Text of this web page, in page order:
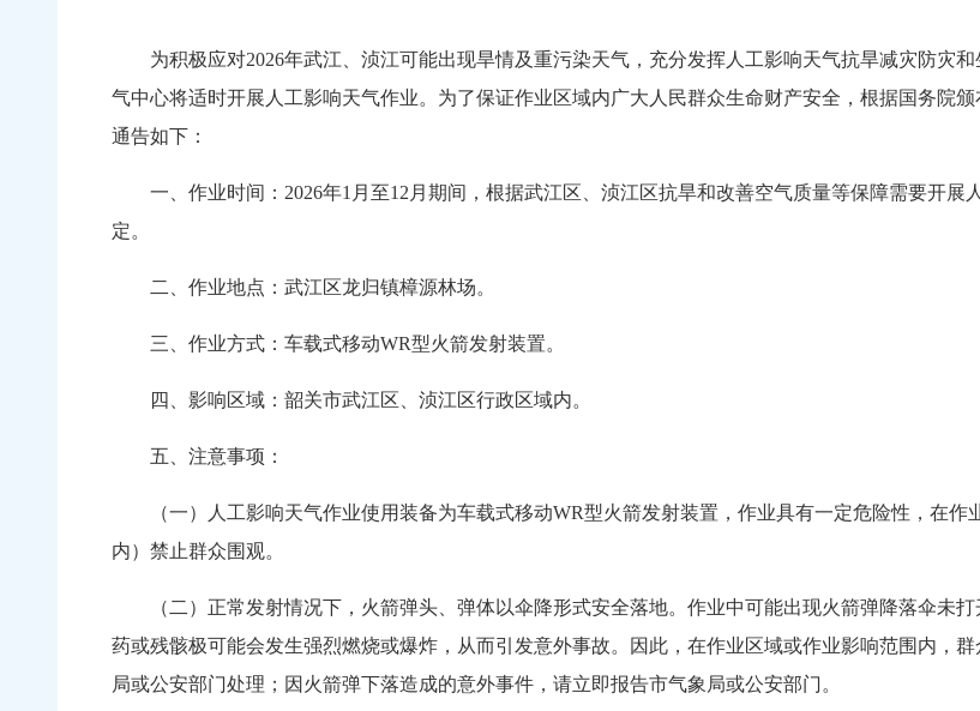
为积极应对2026年武江、浈江可能出现旱情及重污染天气，充分发挥人工影响天气抗旱减灾防灾
气中心将适时开展人工影响天气作业。为了保证作业区域内广大人民群众生命财产安全，根据国务院
通告如下：
一、作业时间： 2026年1月至12月期间，根据武江区、浈江区抗旱和改善空气质量等保障需要开
定。
二、作业地点： 武江区龙归镇樟源林场。
三、作业方式： 车载式移动WR型火箭发射装置。
四、影响区域： 韶关市武江区、浈江区行政区域内。
五、注意事项：
（一）人工影响天气作业使用装备为车载式移动WR型火箭发射装置，作业具有一定危险性，在作
内）禁止群众围观。
（二）正常发射情况下，火箭弹头、弹体以伞降形式安全落地。作业中可能出现火箭弹降落伞未
药或残骸极可能会发生强烈燃烧或爆炸，从而引发意外事故。因此，在作业区域或作业影响范围内，
局或公安部门处理；因火箭弹下落造成的意外事件，请立即报告市气象局或公安部门。